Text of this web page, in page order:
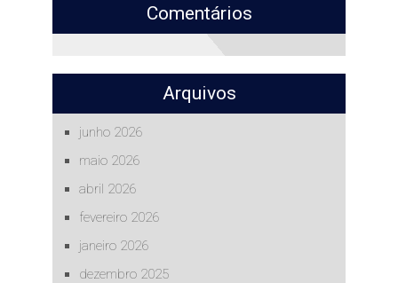
Comentários
Arquivos
junho 2026
maio 2026
abril 2026
fevereiro 2026
janeiro 2026
dezembro 2025